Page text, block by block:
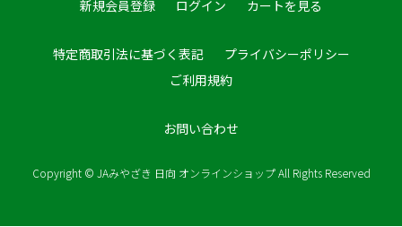
新規会員登録 ログイン カートを見る
特定商取引法に基づく表記
プライバシーポリシー
ご利用規約
お問い合わせ
Copyright © JAみやざき 日向 オンラインショップ All Rights Reserved